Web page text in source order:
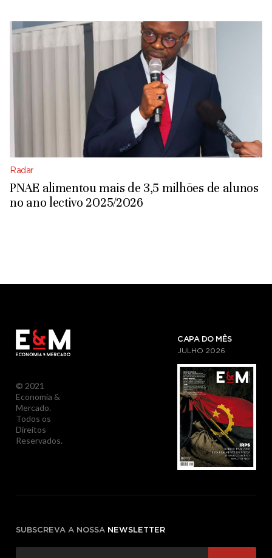
Radar
PNAE alimentou mais de 3,5 milhões de alunos
no ano lectivo 2025/2026
© 2021
Economia &
Mercado.
Todos os
Direitos
Reservados.
CAPA DO MÊS
JULHO 2026
SUBSCREVA A NOSSA NEWSLETTER